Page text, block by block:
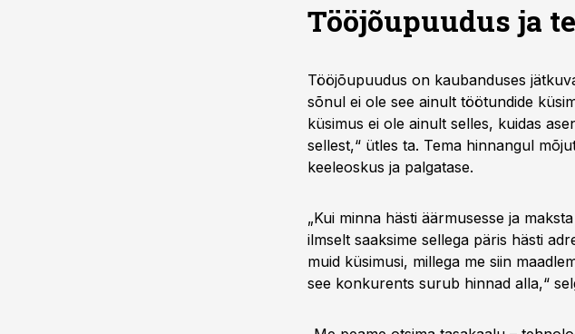
Tööjõupuudus ja
Tööjõupuudus on kaubanduses
sõnul ei ole see ainult töötundide
küsimus ei ole ainult selles, kuidas
sellest,“ ütles ta. Tema hinnangul
keeleoskus ja palgatase.
„Kui minna hästi äärmusesse ja
ilmselt saaksime sellega päris hästi
muid küsimusi, millega me siin
see konkurents surub hinnad alla,“